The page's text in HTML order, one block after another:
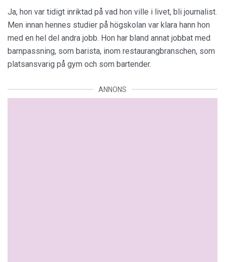
Ja, hon var tidigt inriktad på vad hon ville i livet, bli journalist.
Men innan hennes studier på högskolan var klara hann hon
med en hel del andra jobb. Hon har bland annat jobbat med
barnpassning, som barista, inom restaurangbranschen, som
platsansvarig på gym och som bartender.
ANNONS